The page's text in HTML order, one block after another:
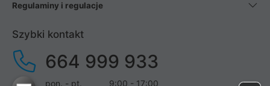
Regulaminy i regulacje
Szybki kontakt
664 999 933
pon. - pt.
9:00 - 17:00